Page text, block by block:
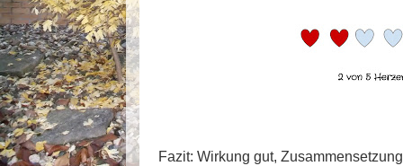
Fazit: Wirkung gut,